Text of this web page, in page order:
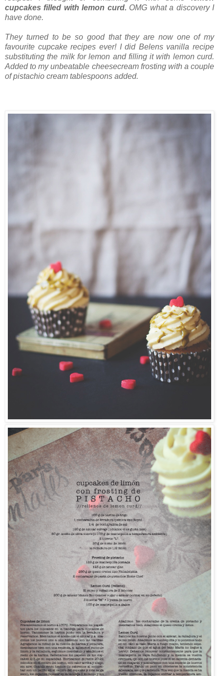
cupcakes filled with lemon curd. OMG what a discovery I
have done.
They turned to be so good that they are now one of my
favourite cupcake recipes ever! I did Belens vanilla recipe
substituting the milk for lemon and filling it with lemon curd.
Added to my unbeatable cheesecream frosting with a couple
of pistachio cream tablespoons added.